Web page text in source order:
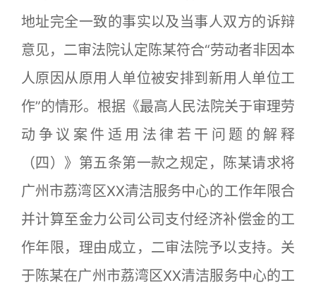
地址完全一致的事实以及当事人双方的诉辩
意见，二审法院认定陈某符合“劳动者非因本
人原因从原用人单位被安排到新用人单位工
作”的情形。根据《最高人民法院关于审理劳
动争议案件适用法律若干问题的解释
（四）》第五条第一款之规定，陈某请求将
广州市荔湾区XX清洁服务中心的工作年限合
并计算至金力公司公司支付经济补偿金的工
作年限，理由成立，二审法院予以支持。关
于陈某在广州市荔湾区XX清洁服务中心的工